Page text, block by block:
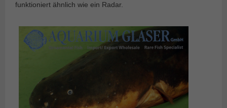
funktioniert ähnlich wie ein Radar.